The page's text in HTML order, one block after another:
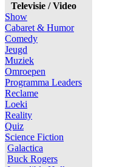
Televisie / Video
Show
Cabaret & Humor
Comedy
Jeugd
Muziek
Omroepen
Programma Leaders
Reclame
Loeki
Reality
Quiz
Science Fiction
Galactica
Buck Rogers